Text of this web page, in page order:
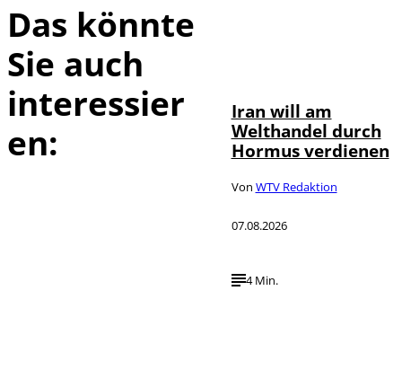
Das könnte
Sie auch
interessier
en:
Iran will am
Welthandel durch
Hormus verdienen
Von WTV Redaktion
07.08.2026
4 Min.